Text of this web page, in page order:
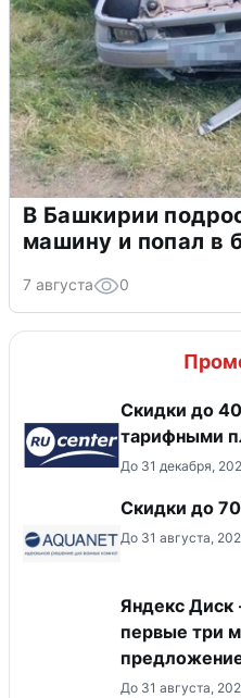
В Башкирии
машину и попал в
7 августа 0
Скидки до
тарифными
До 31 декабря,
Скидки до
До 31 августа,
Яндекс Диск
первые три
До 31 августа,